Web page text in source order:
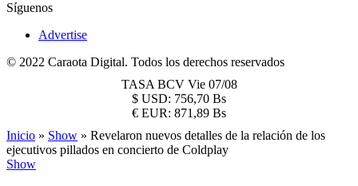
Síguenos
Advertise
© 2022 Caraota Digital. Todos los derechos reservados
TASA BCV Vie 07/08
$ USD: 756,70 Bs
€ EUR: 871,89 Bs
Inicio » Show » Revelaron nuevos detalles de la relación de los
ejecutivos pillados en concierto de Coldplay
Show